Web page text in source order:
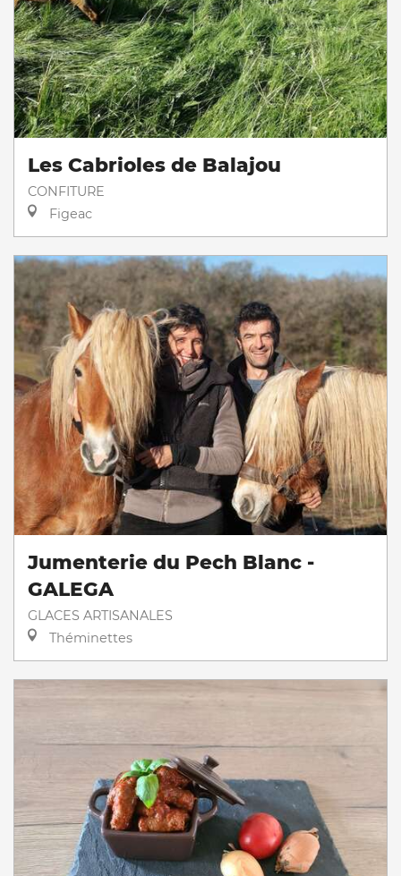
Les Cabrioles de Balajou
CONFITURE
Figeac
Jumenterie du Pech Blanc -
GALEGA
GLACES ARTISANALES
Théminettes